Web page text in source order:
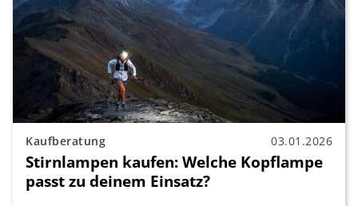
Kaufberatung 03.01.2026
Stirnlampen kaufen: Welche Kopflampe
passt zu deinem Einsatz?